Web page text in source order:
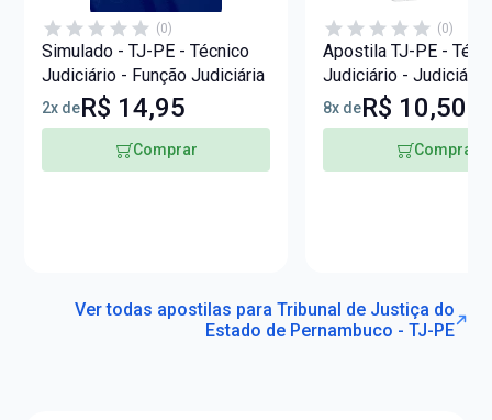
(0)
Simulado - TJ-PE - Técnico
Judiciário - Função Judiciária
2x deR$ 14,95
Comprar
(0)
Apostila TJ-PE -
Judiciário - Judiciária
8x deR$ 10,50
Comprar
Ver todas apostilas para Tribunal de Justiça do
Estado de Pernambuco - TJ-PE